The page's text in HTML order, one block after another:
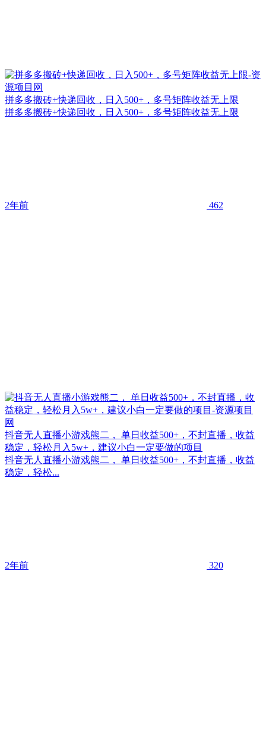
拼多多搬砖+快递回收，日入500+，多号矩阵收益无上限
拼多多搬砖+快递回收，日入500+，多号矩阵收益无上限
2年前 462
抖音无人直播小游戏熊二， 单日收益500+，不封直播，收益
稳定，轻松月入5w+，建议小白一定要做的项目
抖音无人直播小游戏熊二， 单日收益500+，不封直播，收益
稳定，轻松...
2年前 320